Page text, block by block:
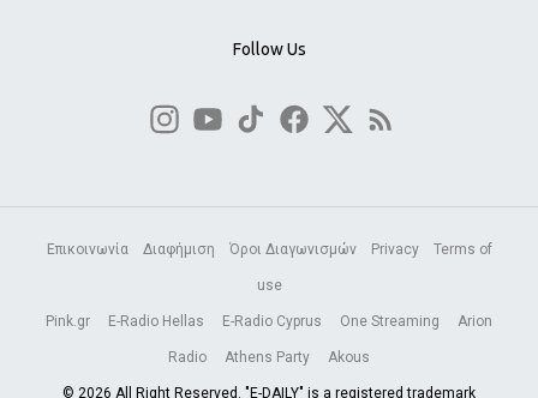
Follow Us
Επικοινωνία Διαφήμιση Όροι Διαγωνισμών Privacy Terms of
use
Pink.gr E-Radio Hellas E-Radio Cyprus One Streaming Arion
Radio Athens Party Akous
© 2026 All Right Reserved. "E-DAILY" is a registered trademark